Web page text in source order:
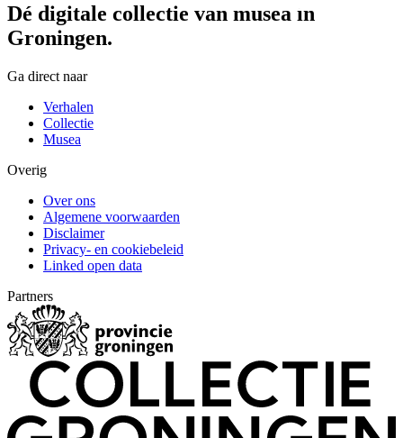
Dé digitale collectie van musea in
Groningen.
Ga direct naar
Verhalen
Collectie
Musea
Overig
Over ons
Algemene voorwaarden
Disclaimer
Privacy- en cookiebeleid
Linked open data
Partners